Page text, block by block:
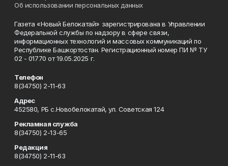
Об использовании персональных данных
Газета «Новый Белокатай» зарегистрирована в Управлении
Федеральной службы по надзору в сфере связи,
информационных технологий и массовых коммуникаций по
Республике Башкортостан. Регистрационный номер ПИ № ТУ
02 - 01770 от 19.05.2025 г.
Телефон
8(34750) 2-11-63
Адрес
452580, РБ с.Новобелокатай, ул. Советская 124
Рекламная служба
8(34750) 2-13-65
Редакция
8(34750) 2-11-63